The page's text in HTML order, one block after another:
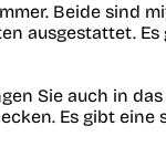
Beide sind
ausgestattet.
Sie auch in
Es gibt eine